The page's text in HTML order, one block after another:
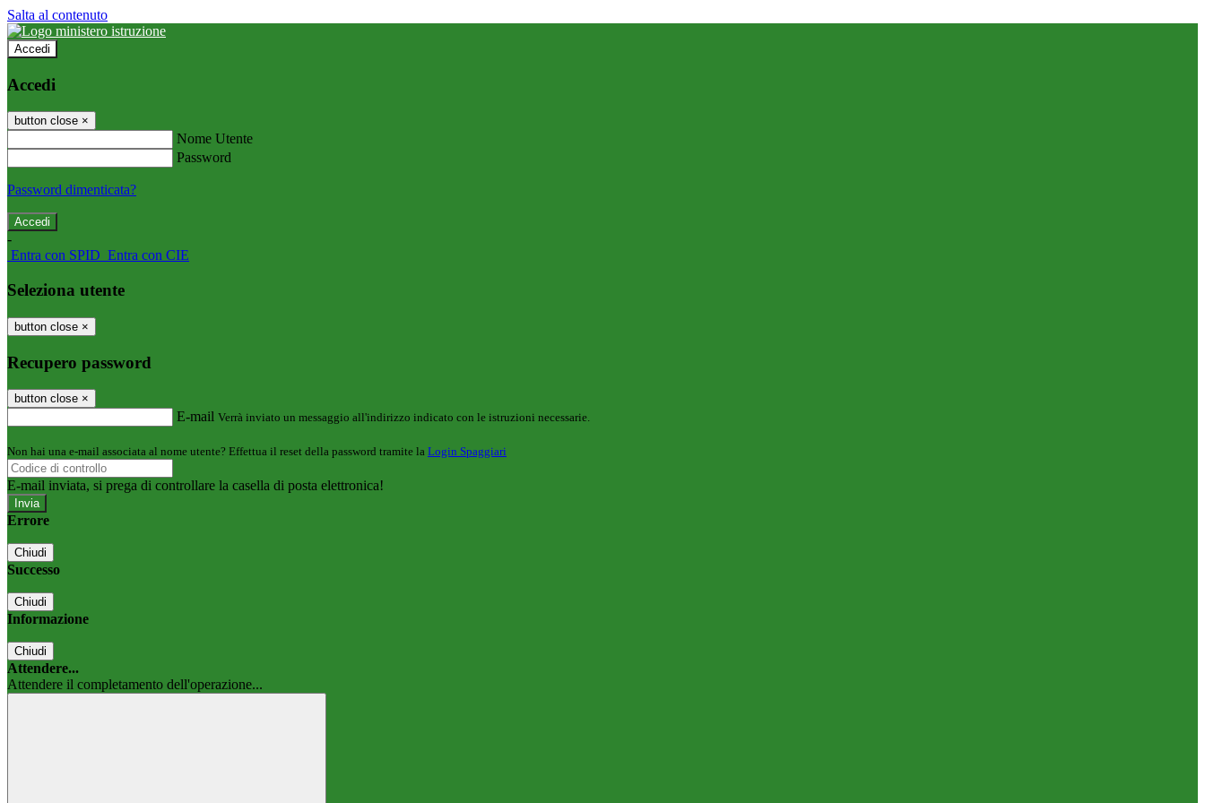
Salta al contenuto
Accedi
Accedi
button close ×
Nome Utente
Password
Password dimenticata?
-
Entra con SPID Entra con CIE
Seleziona utente
button close ×
Recupero password
button close ×
E-mail Verrà inviato un messaggio all'indirizzo indicato con le istruzioni necessarie.
Non hai una e-mail associata al nome utente? Effettua il reset della password tramite la Login Spaggiari
E-mail inviata, si prega di controllare la casella di posta elettronica!
Errore
Chiudi
Successo
Chiudi
Informazione
Chiudi
Attendere...
Attendere il completamento dell'operazione...